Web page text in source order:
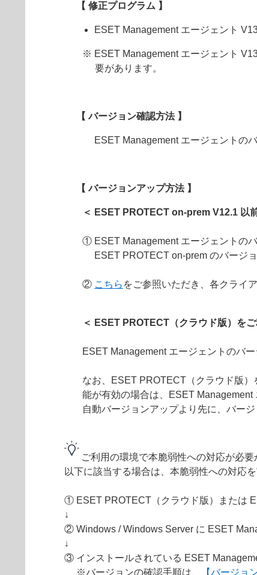
【 修正プログラム 】
ESET Management エージェント
※ ESET Management エージェント
要があります。
【 バージョン確認方法 】
ESET Management エージェントの
【 バージョンアップ方法 】
＜ ESET PROTECT on-prem V12.1 以
① ESET Management エージェントの
ESET PROTECT on-prem のバージョ
② こちら をご参照いただき、各クライ
＜ ESET PROTECT（クラウド版）を
ESET Management エージェントのバー
なお、ESET PROTECT（クラウド版
能が有効の場合は、ESET Management
自動バージョンアップより先に、バー
ご利用の環境で本脆弱性への対応が必
以下に該当する場合は、本脆弱性への対応を
① ESET PROTECT（クラウド版）または
↓
② Windows / Windows Server に ESET
↓
③ インストールされている ESET
※バージョンの確認手順は、
【バージョ